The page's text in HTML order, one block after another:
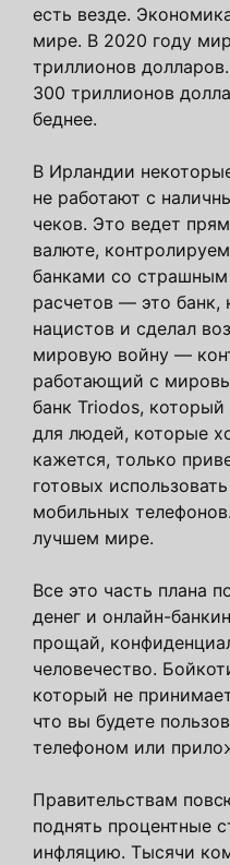
есть везде.
мире. В 2020 году
триллионов
300 триллионов
беднее.
В Ирландии
не работают с
чеков. Это ведет
валюте,
банками со
расчетов — это
нацистов и сделал
мировую войну —
работающий с
банк Triodos, который
для людей, которые
кажется, только
готовых
мобильных
лучшем мире.
Все это часть плана
денег и онлайн-
прощай,
человечество.
который не
что вы будете
телефоном или
Правительствам
поднять процентные
инфляцию. Тысячи